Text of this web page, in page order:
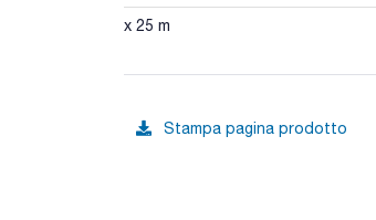
x 25 m
Stampa pagina prodotto